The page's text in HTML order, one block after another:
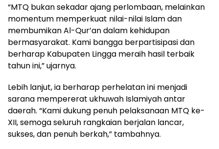
“MTQ bukan sekadar ajang perlombaan, melainkan
momentum memperkuat nilai-nilai Islam dan
membumikan Al-Qur’an dalam kehidupan
bermasyarakat. Kami bangga berpartisipasi dan
berharap Kabupaten Lingga meraih hasil terbaik
tahun ini,” ujarnya.
Lebih lanjut, ia berharap perhelatan ini menjadi
sarana mempererat ukhuwah Islamiyah antar
daerah. “Kami dukung penuh pelaksanaan MTQ ke-
XII, semoga seluruh rangkaian berjalan lancar,
sukses, dan penuh berkah,” tambahnya.